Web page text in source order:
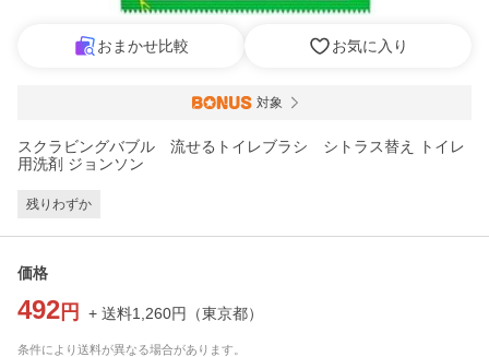
おまかせ比較 お気に入り
対象
スクラビングバブル 流せるトイレブラシ シトラス替え トイレ
用洗剤 ジョンソン
残りわずか
価格
492 円 + 送料1,260円 （東京都）
条件により送料が異なる場合があります。